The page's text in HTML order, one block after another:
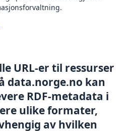
URL-er til ressurser
data.norge.no kan
RDF-metadata i
ulike formater,
av hvilken